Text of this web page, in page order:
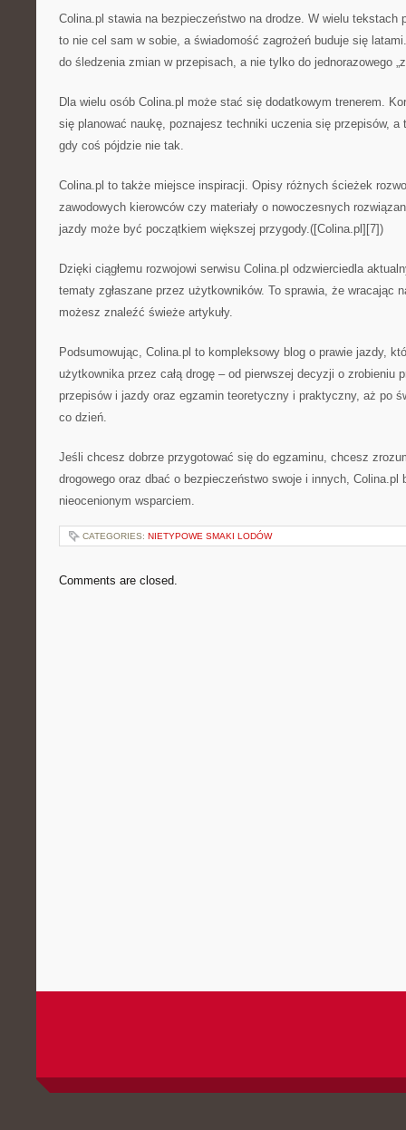
Colina.pl stawia na bezpieczeństwo na drodze. W wielu tekstach
to nie cel sam w sobie, a świadomość zagrożeń buduje się
do śledzenia zmian w przepisach, a nie tylko do jednorazowego
Dla wielu osób Colina.pl może stać się dodatkowym trenerem.
się planować naukę, poznajesz techniki uczenia się przepisów,
gdy coś pójdzie nie tak.
Colina.pl to także miejsce inspiracji. Opisy różnych ścieżek
zawodowych kierowców czy materiały o nowoczesnych
jazdy może być początkiem większej przygody.([Colina.pl][7])
Dzięki ciągłemu rozwojowi serwisu Colina.pl odzwierciedla
tematy zgłaszane przez użytkowników. To sprawia, że wracając
możesz znaleźć świeże artykuły.
Podsumowując, Colina.pl to kompleksowy blog o prawie jazdy,
użytkownika przez całą drogę – od pierwszej decyzji o zrobieniu
przepisów i jazdy oraz egzamin teoretyczny i praktyczny, aż po
co dzień.
Jeśli chcesz dobrze przygotować się do egzaminu, chcesz
drogowego oraz dbać o bezpieczeństwo swoje i innych, Colina.pl
nieocenionym wsparciem.
CATEGORIES: NIETYPOWE SMAKI LODÓW
Comments are closed.